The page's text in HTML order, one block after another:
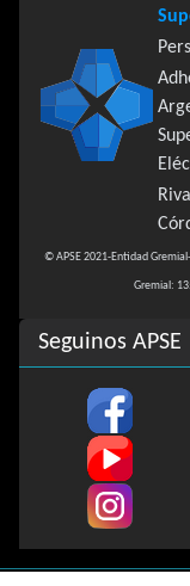
© APSE 2021-Entidad
Gremial:
Seguinos APSE